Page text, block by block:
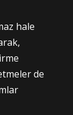
hale
de